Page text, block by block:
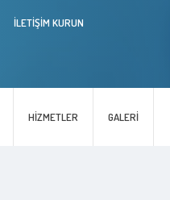
HIZMETLER GALERI
İLETIŞIM KURUN